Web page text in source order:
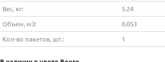
Вес, кг:
5.24
Объем, м3:
0.053
Кол-во пакетов, шт.:
1